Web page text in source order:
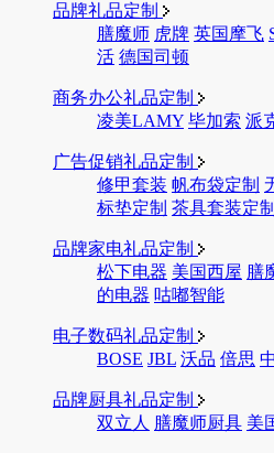
品牌礼品定制
膳魔师 虎牌 英国摩飞
活 德国司顿
商务办公礼品定制
凌美LAMY 毕加索 派
广告促销礼品定制
修甲套装 帆布袋定制
标垫定制 茶具套装定制
品牌家电礼品定制
松下电器 美国西屋 膳
的电器 咕嘟智能
电子数码礼品定制
BOSE JBL 沃品 倍思
品牌厨具礼品定制
双立人 膳魔师厨具 美